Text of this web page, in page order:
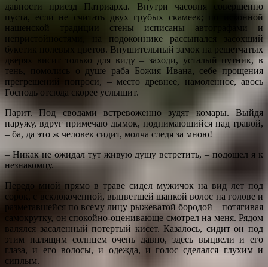
давности приезд Патриарха. Внутри часовня совершенно
пуста, если не считать двух грубых скамеек; по исконной
нашенской традиции стены исписаны автографами и
непристойностями, на подоконнике рассыпался засохший
букетик полевых цветов. Внушительный замок на решетчатых
дверях висит только для виду – заходи, усталый путник, в
тень, помолись о душе раба Божия Ивана, себе прощения
прегрешений попроси, – место древнее, намоленное, авось
Господь отсюда скорее услышит.
Парит. Под сводами встревоженно зудят комары. Выйдя
наружу, вдруг примечаю дымок, поднимающийся над травой,
– ба, да это ж человек сидит, молча следя за мною!
– Никак не ожидал тут живую душу встретить, – подошел я к
незнакомцу.
Передо мной прямо в траве сидел мужичок на вид лет под
сорок, с всклокоченной, выцветшей шапкой волос на голове и
разметавшейся по всему лицу рыжеватой бородой – потягивая
самокрутку, он спокойно-оценивающе смотрел на меня. Рядом
валялся засаленный потертый кисет. Казалось, сидит он под
этим палящим солнцем очень давно, здесь выцвели и его
глаза, и его волосы, и одежда, и голос сделался глухим и
сиплым.